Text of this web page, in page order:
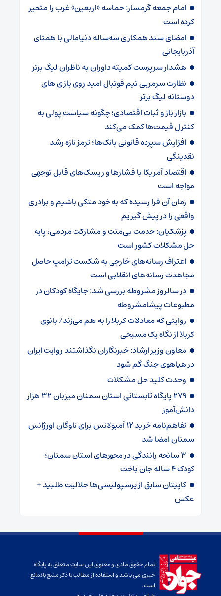
امام جمعه گرمسار: حماسه «اربعین» غرب را متحیر
کرده است
امضای سند همکاری سه‌ساله دنیامالی با همتای
آذربایجانی
هشدار سرپرست ‌کمیته داوران به ناظران لیگ برتر
نظارت سرمربی تیم‌ فوتبال امید روی بازی های
دوستانه لیگ برتر
بازار باز و ثبات اقتصادی؛ چگونه سیاست پولی به
کنترل قیمت‌ها کمک می‌کند
افزایش سپرده قانونی بانک‌ها؛ ترمز تازه رشد
نقدینگی
اقتصاد آمریکا با فشارها و ریسک‌های قابل توجهی
مواجه است
زمان آن فرا رسیده که به خود متکی باشیم و برادری
واقعی را در پیش گیریم
پزشکیان: خدمت بی‌منت و مشارکت مردمی، پایه
حل مشکلات کشور است
اعتراف رسانه‌های خارجی به شکست ترامپ حاصل
مجاهدت رسانه‌های انقلابی است
در سالروز مشروطه بررسی شد: جایگاه کودکان در
مطبوعات پیشامشروطه
روایتی که معادلات کربلا را به هم می‌زند/ بانوی
کربلا از نگاه یک مسیحی
معاون وزیر ارشاد: خبرنگاران نگذاشتند روایت ایران
در هیاهوی جنگ گم شود
وحدت کلید حل مشکلات
۲۷۹ پایگاه تابستانی استان سمنان میزبان ۳۲ هزار
دانش‌آموز
تفاهم‌نامه خرید ۱۲ آمبولانس برای ناوگان اورژانس
سمنان امضا شد
۳ سانحه رانندگی در محورهای استان سمنان؛
کودک ۴ ساله جان باخت
کاپیتان سابق از پرسپولیسی‌ها حلالیت طلبید +
عکس
تمام حقوق مادی و معنوی این سایت متعلق به پایگاه
خبری می باشد و استفاده از مطالب با ذکر منبع بلامانع
است.